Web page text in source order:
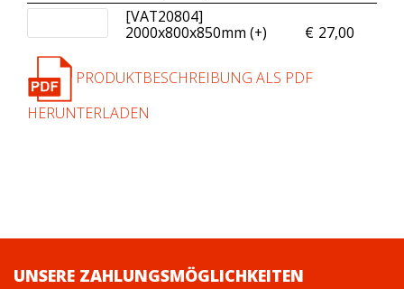
[VAT20804]
2000x800x850mm (+
€ 27,00
)
PRODUKTBESCHREIBUNG ALS PDF
HERUNTERLADEN
UNSERE ZAHLUNGSMÖGLICHKEITEN